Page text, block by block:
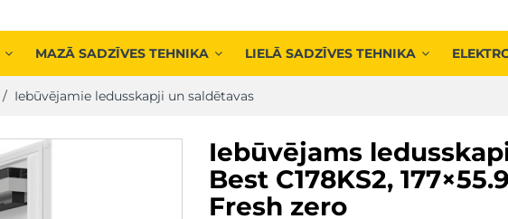
MAZĀ SADZĪVES TEHNIKA LIELĀ SADZĪVES TEHNIKA
/ Iebūvējamie ledusskapji un saldētavas
Iebūvējams
Best C178KS2,
Fresh zero